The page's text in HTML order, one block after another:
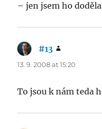
– jen jsem ho
#13
13. 9. 2008 at 15:20
To jsou k nám teda